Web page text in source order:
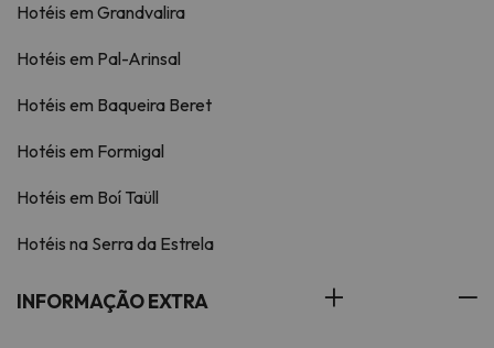
Hotéis em Grandvalira
Hotéis em Pal-Arinsal
Hotéis em Baqueira Beret
Hotéis em Formigal
Hotéis em Boí Taüll
Hotéis na Serra da Estrela
INFORMAÇÃO EXTRA